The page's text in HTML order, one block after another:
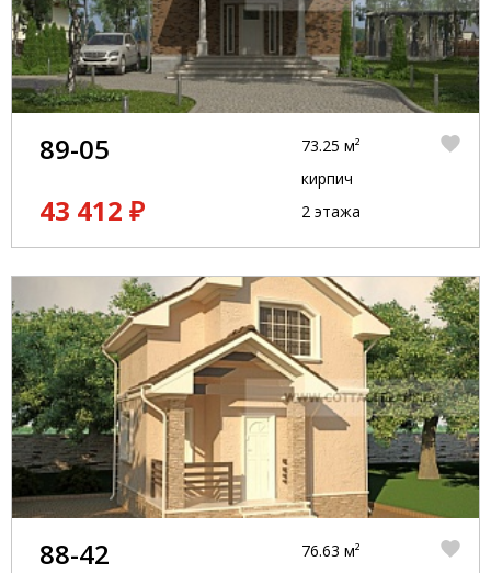
89-05
43 412 ₽
73.25 м²
кирпич
2 этажа
88-42 76.63 м²